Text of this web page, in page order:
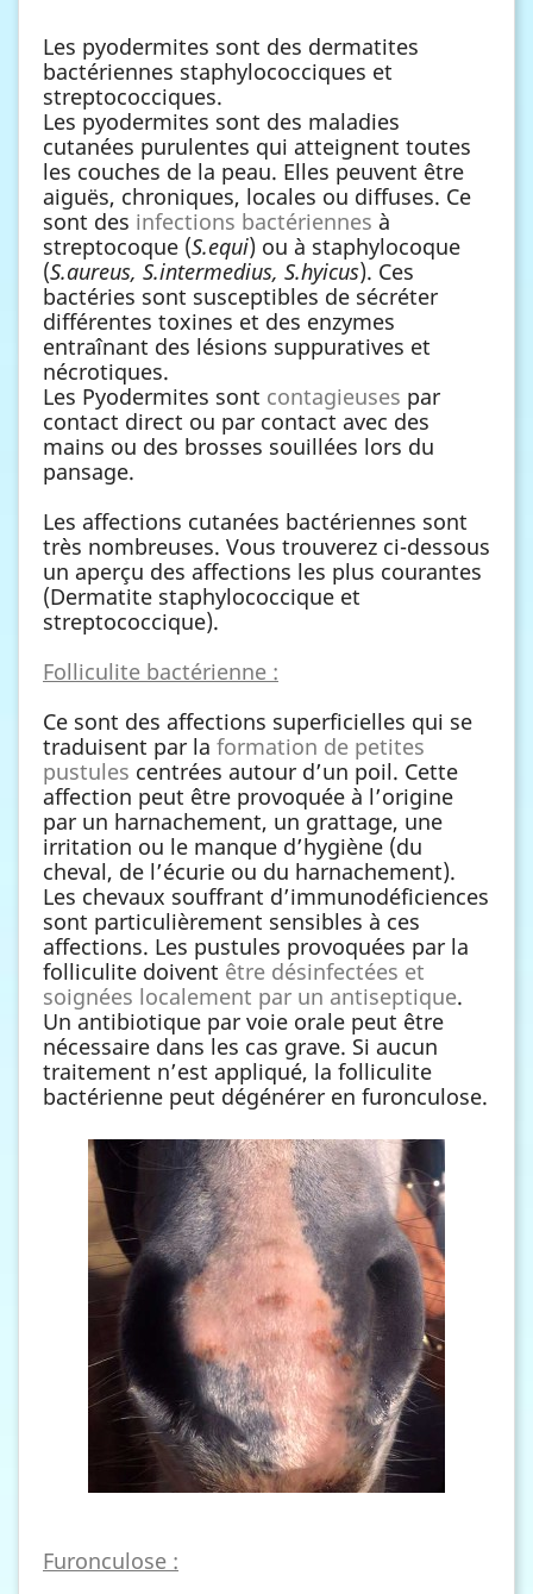
Les pyodermites sont des dermatites
bactériennes staphylococciques et
streptococciques.
Les pyodermites sont des maladies
cutanées purulentes qui atteignent toutes
les couches de la peau. Elles peuvent être
aiguës, chroniques, locales ou diffuses. Ce
sont des infections bactériennes à
streptocoque (S.equi) ou à staphylocoque
(S.aureus, S.intermedius, S.hyicus). Ces
bactéries sont susceptibles de sécréter
différentes toxines et des enzymes
entraînant des lésions suppuratives et
nécrotiques.
Les Pyodermites sont contagieuses par
contact direct ou par contact avec des
mains ou des brosses souillées lors du
pansage.
Les affections cutanées bactériennes sont
très nombreuses. Vous trouverez ci-dessous
un aperçu des affections les plus courantes
(Dermatite staphylococcique et
streptococcique).
Folliculite bactérienne :
Ce sont des affections superficielles qui se
traduisent par la formation de petites
pustules centrées autour d’un poil. Cette
affection peut être provoquée à l’origine
par un harnachement, un grattage, une
irritation ou le manque d’hygiène (du
cheval, de l’écurie ou du harnachement).
Les chevaux souffrant d’immunodéficiences
sont particulièrement sensibles à ces
affections. Les pustules provoquées par la
folliculite doivent être désinfectées et
soignées localement par un antiseptique.
Un antibiotique par voie orale peut être
nécessaire dans les cas grave. Si aucun
traitement n’est appliqué, la folliculite
bactérienne peut dégénérer en furonculose.
Furonculose :